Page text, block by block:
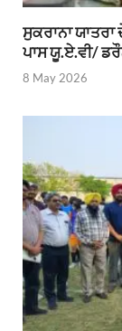
ਸੁਕਰਾਨਾ
ਪਾਸ ਯੂ.ਏ.ਵੀ/
8 May 2026